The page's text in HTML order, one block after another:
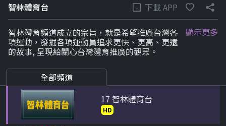
智林體育台 下載 APP
智林體育頻道成立的宗旨，就是希望推廣台灣各
項運動，發掘各項運動員追求更快、更高、更遠
的故事, 呈現給關心台灣體育推廣的觀眾。
顯示更多
全部頻道
4 運通財經綜合台
HD
HD
17 智林體育台
HD